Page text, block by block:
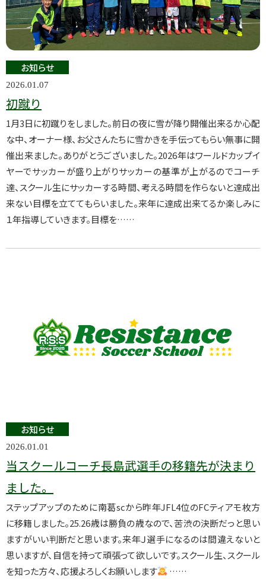
お知らせ
2026.01.07
初蹴り
1月3日に初蹴りをしました。前日の夜に雪が降り開催出来るか心配
な中、オーナー様、お父さんたちに雪かきを手伝ってもらい無事に開
催出来ました。ありがとうございました。2026年はワールドカップイ
ヤーでサッカーが盛り上がりサッカーの基準が上がるのでコーチ
達、スクール生にサッカーする時間、考える時間を作らないと達成出
来ない目標を立ててもらいました。来年に達成出来てるか楽しみに
１年指導していきます。目標を……
お知らせ
2026.01.01
当スクールコーチ長島武選手の移籍先が決まり
ました。
ステップアップのために南葛scから昨年JFL4位のFCティアモ枚方
に移籍しました。25.26歳は勝負の歳なので、苦渋の決断だっと思い
ますがいい判断だと思います。来年Ｊ選手になるのは間違えないと
思いますが、自信を持って頑張って欲しいです。スクール生、スクール
を知った方々、応援よろしくお願いします
……